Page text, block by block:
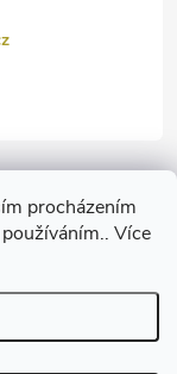
procházením
Více
vyhrazena.Upravit